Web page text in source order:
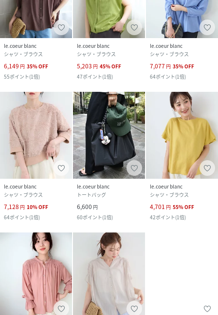
le.coeur blanc
シャツ・ブラウス
6,149 円 35%OFF
55ポイント(1倍)
le.coeur blanc
シャツ・ブラウス
5,203 円 45%OFF
47ポイント(1倍)
le.coeur blanc
シャツ・ブラウス
7,077 円 35%OFF
64ポイント(1倍)
le.coeur blanc
シャツ・ブラウス
7,128 円 10%OFF
64ポイント(1倍)
le.coeur blanc
トートバッグ
6,600 円
60ポイント(1倍)
le.coeur blanc
シャツ・ブラウス
4,701 円 55%OFF
42ポイント(1倍)